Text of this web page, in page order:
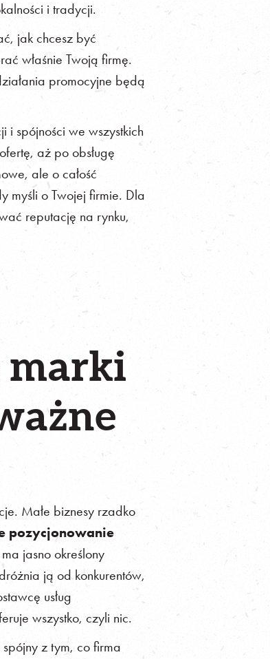
i tradycji.
jak chcesz być
właśnie Twoją firmę.
promocyjne będą
i spójności we wszystkich
aż po obsługę
ale o całość
myśli o Twojej firmie. Dla
reputację na rynku,
marki
Małe biznesy rzadko
pozycjonowanie
jasno określony
ją od konkurentów,
usług
wszystko, czyli nic.
z tym, co firma